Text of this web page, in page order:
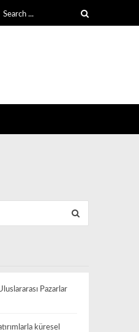
for:
Pazarlar
küresel